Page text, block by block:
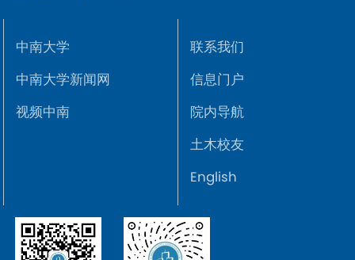
中南大学
中南大学新闻网
视频中南
联系我们
信息门户
院内导航
土木校友
English